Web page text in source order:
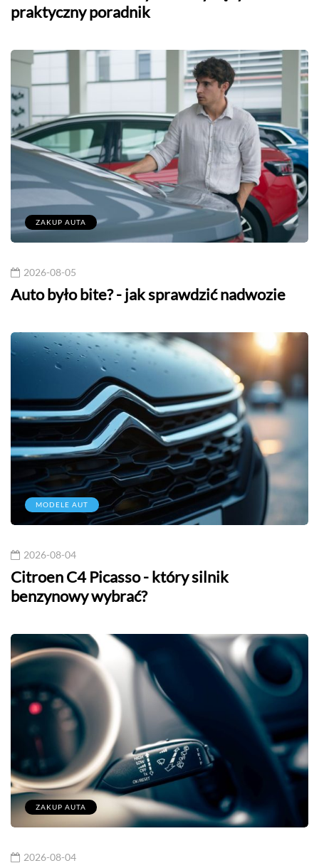
praktyczny poradnik
ZAKUP AUTA
2026-08-05
Auto było bite? - jak sprawdzić nadwozie
MODELE AUT
2026-08-04
Citroen C4 Picasso - który silnik
benzynowy wybrać?
ZAKUP AUTA
2026-08-04